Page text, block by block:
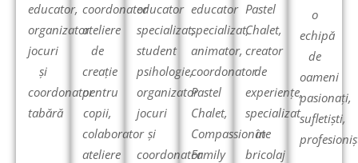
educator,
organizator
jocuri
și
coordonator
tabără
coordonator
ateliere
de
creație
pentru
copii,
colaborator
ateliere
educator
specializat,
student
psihologie,
organizator
jocuri
și
coordonator
educator
specializat,
animator,
coordonator
Pastel
Chalet,
Compassionate
Family
Pastel
Chalet,
creator
de
experiențe,
specializat
în
bricolaj
o
echipă
de
oameni
pasionați,
sufletiști,